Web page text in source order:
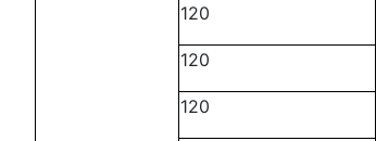
120
120
120